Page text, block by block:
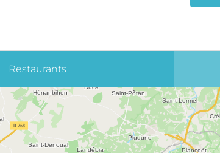
Restaurants